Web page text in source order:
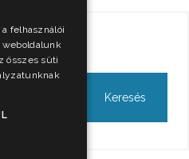
felhasználói
weboldalunk
összes süti